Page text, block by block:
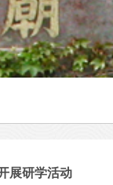
展研学活动